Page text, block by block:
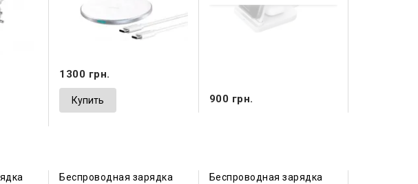
1300 грн.
Купить 900 грн.
Беспроводная зарядка
Беспроводная зарядка